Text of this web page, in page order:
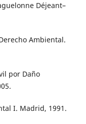
Déjeant–
Ambiental.
por Daño
I. Madrid, 1991.